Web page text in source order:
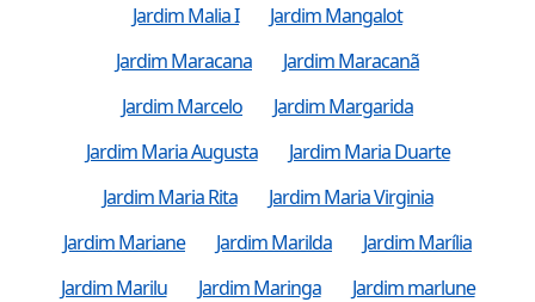
Jardim Malia I
Jardim Mangalot
Jardim Maracana
Jardim Maracanã
Jardim Marcelo
Jardim Margarida
Jardim Maria Augusta
Jardim Maria Duarte
Jardim Maria Rita
Jardim Maria Virginia
Jardim Mariane
Jardim Marilda
Jardim Marília
Jardim Marilu
Jardim Maringa
Jardim marlune